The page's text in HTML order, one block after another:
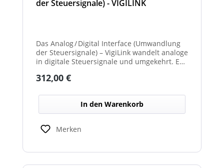
der Steuersignale) - VIGILINK
Das Analog / Digital Interface (Umwandlung
der Steuersignale) – VigiLink wandelt analoge
in digitale Steuersignale und umgekehrt. Es
zwischen verschiedenen
Integration unterschiedlicher Signaltypen im
Netzwerk erleichtert.
Regulärer Preis:
312,00 €
In den Warenkorb
Merken